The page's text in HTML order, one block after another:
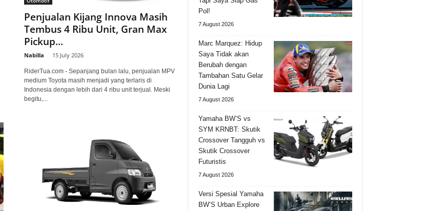
Penjualan Kijang Innova Masih
Tembus 4 Ribu Unit, Gran Max
Pickup...
Nabilla 15 July 2026
RiderTua.com - Sepanjang bulan lalu, penjualan MPV
medium Toyota masih menjadi yang terlaris di
Indonesia dengan lebih dari 4 ribu unit terjual. Meski
begitu,...
Pol!
7 August 2026
Marc Marquez: Hidup
Saya Tidak akan
Berubah dengan
Tambahan Satu Gelar
Dunia Lagi
7 August 2026
Yamaha BW’S vs
SYM KRNBT: Skutik
Crossover Tangguh vs
Skutik Crossover
Futuristis
7 August 2026
Versi Spesial Yamaha
BW’S Urban Explore